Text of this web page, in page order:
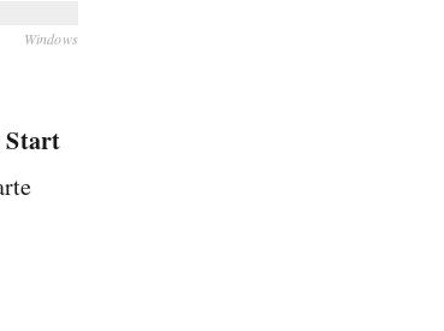
Windows
Start